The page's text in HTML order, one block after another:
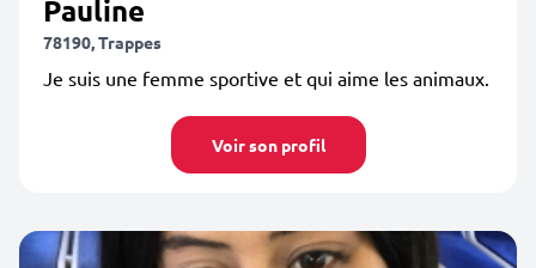
Pauline
78190, Trappes
Je suis une femme sportive et qui aime les animaux.
Voir son profil